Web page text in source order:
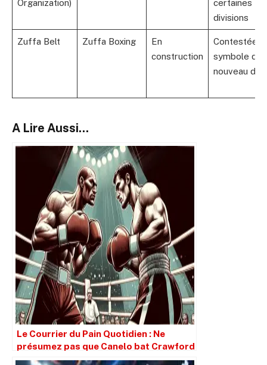
Organization)
certaines
divisions
Zuffa Belt Zuffa Boxing
En
construction
Contestée,
symbole
nouveau défi
A Lire Aussi...
Le Courrier du Pain Quotidien : Ne
présumez pas que Canelo bat Crawford
simplement parce qu’il est plus grand.